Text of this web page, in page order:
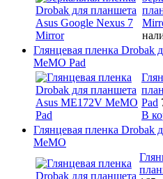
Глянцевая пленка Drobak
MeMO Pad
Pad
В
Глянцевая пленка Drobak
MeMO